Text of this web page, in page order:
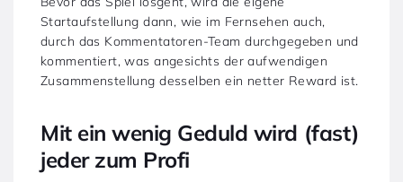
Startaufstellung dann, wie im Fernsehen auch,
durch das Kommentatoren-Team durchgegeben und
kommentiert, was angesichts der aufwendigen
Zusammenstellung desselben ein netter Reward ist.
Mit ein wenig Geduld wird (fast)
jeder zum Profi